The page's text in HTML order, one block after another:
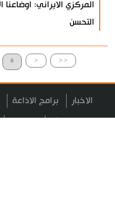
المركزي الايراني: اوضاعنا
التحسن
6 < <<
الاخبار برامج الاذاعة